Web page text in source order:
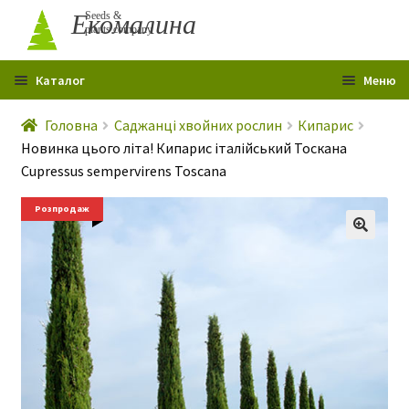
Перейти
до
навігації
Перейти
до
вмісту
Екомалина
Seeds &
plants company
Меню
Каталог
Головна
Профіль
Контакти
Про мене
Гарантія
Розпродаж
Статті
Сертифікати
Головна Саджанці хвойних рослин
Кипарис
Новинка цього літа! Кипарис італійський Тоскана
Cupressus sempervirens Toscana
Розпродаж